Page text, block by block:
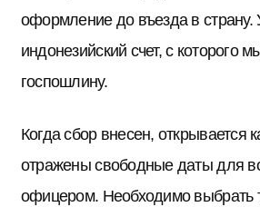
оформление до въезда в страну.
индонезийский счет, с которого
госпошлину.
Когда сбор внесен, открывается
отражены свободные даты для
офицером. Необходимо выбрать